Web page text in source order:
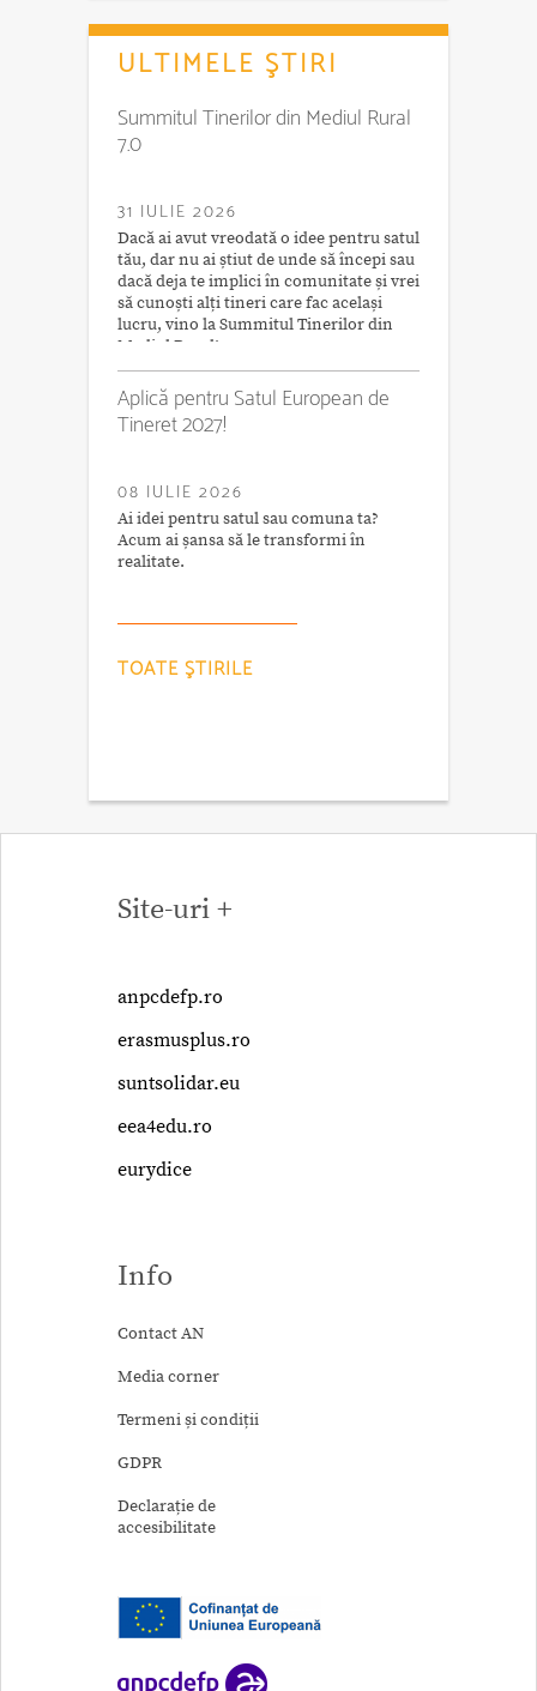
ULTIMELE ŞTIRI
Summitul Tinerilor din Mediul Rural
7.0
31 IULIE 2026
Dacă ai avut vreodată o idee pentru satul
tău, dar nu ai știut de unde să începi sau
dacă deja te implici în comunitate și vrei
să cunoști alți tineri care fac același
lucru, vino la Summitul Tinerilor din
Mediul Rural!
Aplică pentru Satul European de
Tineret 2027!
08 IULIE 2026
Ai idei pentru satul sau comuna ta?
Acum ai șansa să le transformi în
realitate.
TOATE ŞTIRILE
Site-uri +
anpcdefp.ro
erasmusplus.ro
suntsolidar.eu
eea4edu.ro
eurydice
Info
Contact AN
Media corner
Termeni și condiții
GDPR
Declarație de
accesibilitate